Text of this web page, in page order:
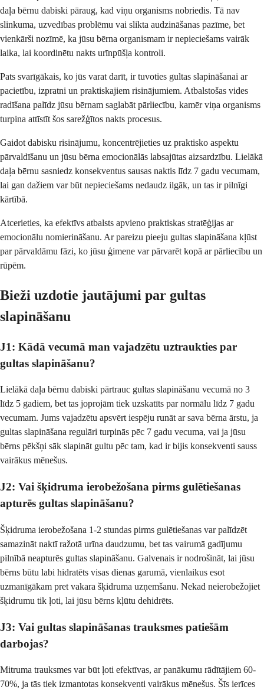
daļa bērnu dabiski pāraug, kad viņu organisms nobriedis. Tā nav
slinkuma, uzvedības problēmu vai slikta audzināšanas pazīme, bet
vienkārši nozīmē, ka jūsu bērna organismam ir nepieciešams vairāk
laika, lai koordinētu nakts urīnpūšļa kontroli.
Pats svarīgākais, ko jūs varat darīt, ir tuvoties gultas slapināšanai ar
pacietību, izpratni un praktiskajiem risinājumiem. Atbalstošas vides
radīšana palīdz jūsu bērnam saglabāt pārliecību, kamēr viņa organisms
turpina attīstīt šos sarežģītos nakts procesus.
Gaidot dabisku risinājumu, koncentrējieties uz praktisko aspektu
pārvaldīšanu un jūsu bērna emocionālās labsajūtas aizsardzību. Lielākā
daļa bērnu sasniedz konsekventus sausas naktis līdz 7 gadu vecumam,
lai gan dažiem var būt nepieciešams nedaudz ilgāk, un tas ir pilnīgi
kārtībā.
Atcerieties, ka efektīvs atbalsts apvieno praktiskas stratēģijas ar
emocionālu nomierināšanu. Ar pareizu pieeju gultas slapināšana kļūst
par pārvaldāmu fāzi, ko jūsu ģimene var pārvarēt kopā ar pārliecību un
rūpēm.
Bieži uzdotie jautājumi par gultas
slapināšanu
J1: Kādā vecumā man vajadzētu uztraukties par
gultas slapināšanu?
Lielākā daļa bērnu dabiski pārtrauc gultas slapināšanu vecumā no 3
līdz 5 gadiem, bet tas joprojām tiek uzskatīts par normālu līdz 7 gadu
vecumam. Jums vajadzētu apsvērt iespēju runāt ar sava bērna ārstu, ja
gultas slapināšana regulāri turpinās pēc 7 gadu vecuma, vai ja jūsu
bērns pēkšņi sāk slapināt gultu pēc tam, kad ir bijis konsekventi sauss
vairākus mēnešus.
J2: Vai šķidruma ierobežošana pirms gulētiešanas
apturēs gultas slapināšanu?
Šķidruma ierobežošana 1-2 stundas pirms gulētiešanas var palīdzēt
samazināt naktī ražotā urīna daudzumu, bet tas vairumā gadījumu
pilnībā neapturēs gultas slapināšanu. Galvenais ir nodrošināt, lai jūsu
bērns būtu labi hidratēts visas dienas garumā, vienlaikus esot
uzmanīgākam pret vakara šķidruma uzņemšanu. Nekad neierobežojiet
šķidrumu tik ļoti, lai jūsu bērns kļūtu dehidrēts.
J3: Vai gultas slapināšanas trauksmes patiešām
darbojas?
Mitruma trauksmes var būt ļoti efektīvas, ar panākumu rādītājiem 60-
70%, ja tās tiek izmantotas konsekventi vairākus mēnešus. Šīs ierīces